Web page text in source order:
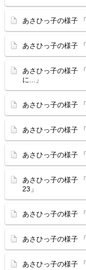
あさひっ子の様子
あさひっ子の様子
あさひっ子の様子
に...」
あさひっ子の様子
あさひっ子の様子
あさひっ子の様子
あさひっ子の様子
23」
あさひっ子の様子
あさひっ子の様子
あさひっ子の様子